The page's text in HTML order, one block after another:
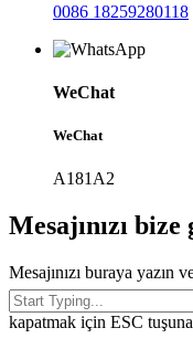
0086 18259280118
WeChat
WeChat
A181A2
Mesajınızı
Mesajınızı buraya yazın
kapatmak için ESC tuşuna